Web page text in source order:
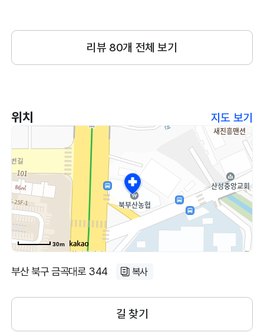
리뷰 80개 전체 보기
위치 지도 보기
30m
부산 북구 금곡대로 344 복사
길 찾기